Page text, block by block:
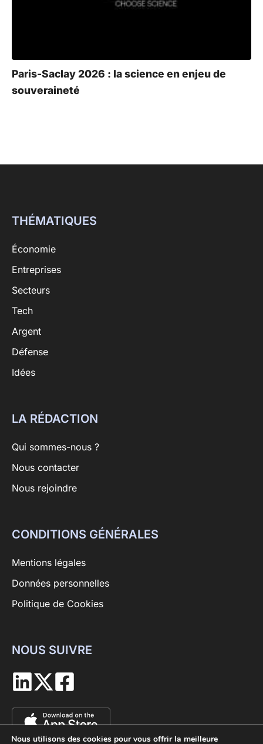
Paris-Saclay 2026 : la science en enjeu de
souveraineté
THÉMATIQUES
Économie
Entreprises
Secteurs
Tech
Argent
Défense
Idées
LA RÉDACTION
Qui sommes-nous ?
Nous contacter
Nous rejoindre
CONDITIONS GÉNÉRALES
Mentions légales
Données personnelles
Politique de Cookies
NOUS SUIVRE
Nous utilisons des cookies pour vous offrir la meilleure